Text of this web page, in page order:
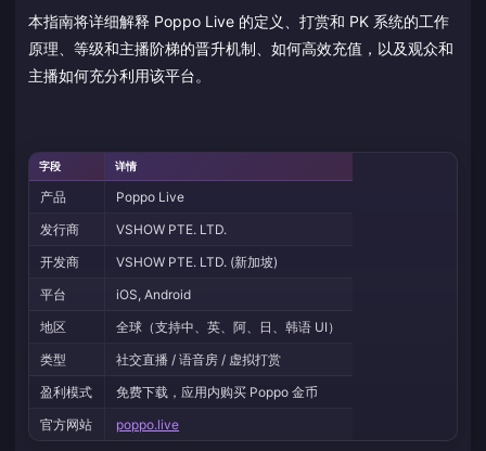
本指南将详细解释 Poppo Live 的定义、打赏和 PK 系统的工作
原理、等级和主播阶梯的晋升机制、如何高效充值，以及观众和
主播如何充分利用该平台。
字段 详情
产品
Poppo Live
发行商
VSHOW PTE. LTD.
开发商
VSHOW PTE. LTD. (新加坡)
平台
iOS, Android
地区
全球（支持中、英、阿、日、韩语 UI）
类型
社交直播 / 语音房 / 虚拟打赏
盈利模式
免费下载，应用内购买 Poppo 金币
官方网站
poppo.live